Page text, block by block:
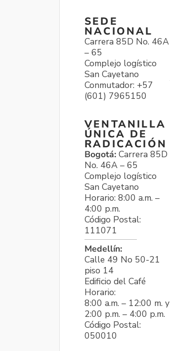
SEDE
NACIONAL
Carrera 85D No. 46A
– 65
Complejo logístico
San Cayetano
Conmutador: +57
(601) 7965150
VENTANILLA
ÚNICA DE
RADICACIÓN
Bogotá: Carrera 85D
No. 46A – 65
Complejo logístico
San Cayetano
Horario: 8:00 a.m. –
4:00 p.m.
Código Postal:
111071
Medellín:
Calle 49 No 50-21
piso 14
Edificio del Café
Horario:
8:00 a.m. – 12:00 m. y
2:00 p.m. – 4:00 p.m.
Código Postal:
050010